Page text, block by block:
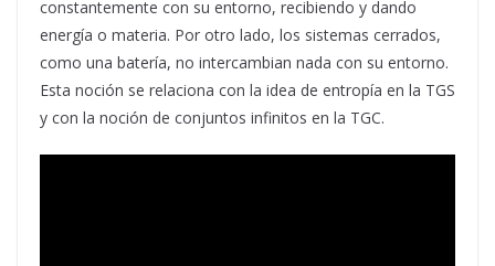
constantemente con su entorno, recibiendo y dando
energía o materia. Por otro lado, los sistemas cerrados,
como una batería, no intercambian nada con su entorno.
Esta noción se relaciona con la idea de entropía en la TGS
y con la noción de conjuntos infinitos en la TGC.